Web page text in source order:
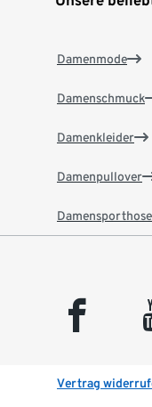
Damenmode
Damenschmuck
Damenkleider
Damenpullover
facebook
Vertrag